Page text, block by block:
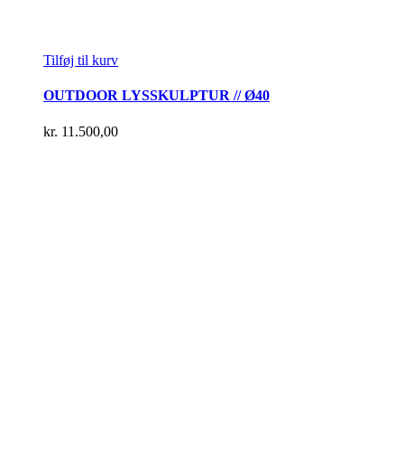
Tilføj til kurv
OUTDOOR LYSSKULPTUR // Ø40
kr. 11.500,00